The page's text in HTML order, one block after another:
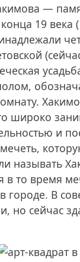
—
19 века
широко
и
называть
в то время
городе. В
но сейчас